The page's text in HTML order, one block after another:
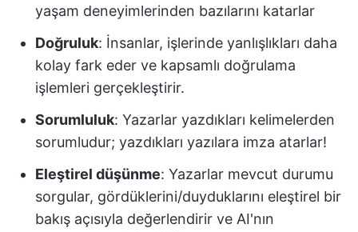
yaşam deneyimlerinden bazılarını katarlar
Doğruluk: İnsanlar, işlerinde yanlışlıkları daha
kolay fark eder ve kapsamlı doğrulama
işlemleri gerçekleştirir.
Sorumluluk: Yazarlar yazdıkları kelimelerden
sorumludur; yazdıkları yazılara imza atarlar!
Eleştirel düşünme: Yazarlar mevcut durumu
sorgular, gördüklerini/duyduklarını eleştirel bir
bakış açısıyla değerlendirir ve AI'nın